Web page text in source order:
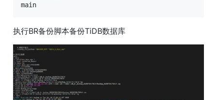
main
执行BR备份脚本备份TiDB数据库